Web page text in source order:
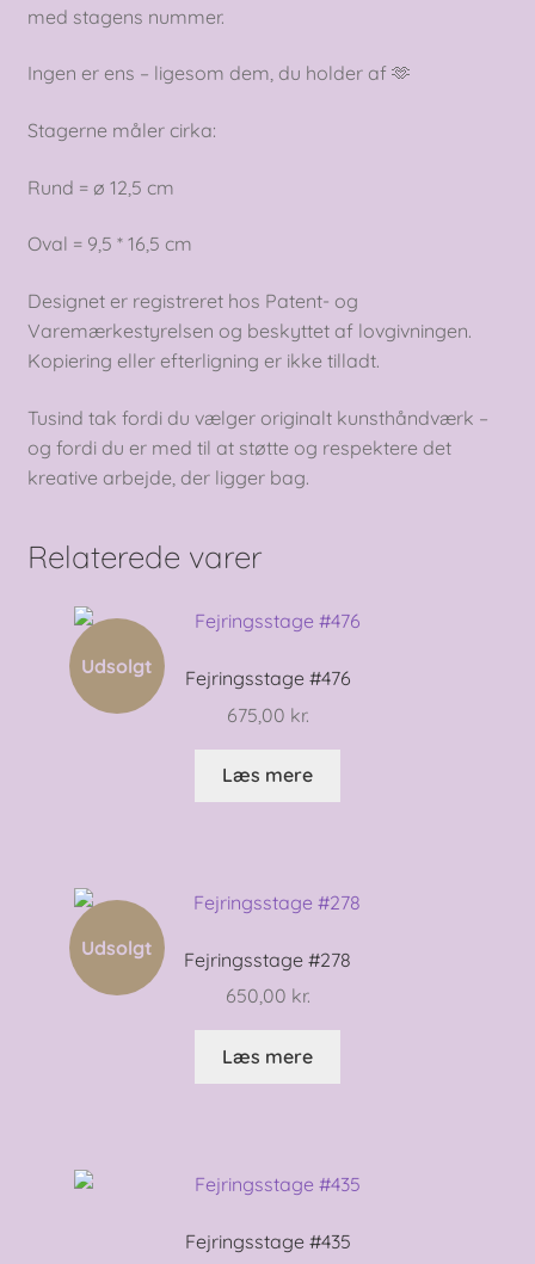
med stagens nummer.
Ingen er ens – ligesom dem, du holder af 🫶
Stagerne måler cirka:
Rund = ø 12,5 cm
Oval = 9,5 * 16,5 cm
Designet er registreret hos Patent- og
Varemærkestyrelsen og beskyttet af lovgivningen.
Kopiering eller efterligning er ikke tilladt.
Tusind tak fordi du vælger originalt kunsthåndværk –
og fordi du er med til at støtte og respektere det
kreative arbejde, der ligger bag.
Relaterede varer
Fejringsstage #476
675,00 kr.
Læs mere
Udsolgt
Fejringsstage #278
650,00 kr.
Læs mere
Udsolgt
Fejringsstage #435